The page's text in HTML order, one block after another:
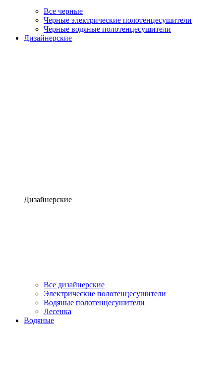
Все черные
Черные электрические полотенцесушители
Черные водяные полотенцесушители
Дизайнерские
Дизайнерские
Все дизайнерские
Электрические полотенцесушители
Водяные полотенцесушители
Лесенка
Водяные